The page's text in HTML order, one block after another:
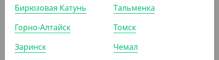
Бирюзовая Катунь
Горно-Алтайск
Заринск
Тальменка
Томск
Чемал